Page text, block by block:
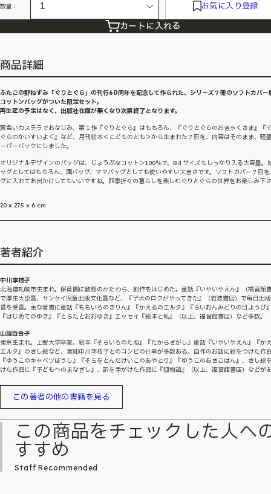
数量： お気に入り登録
カートに入れる
商品詳細
ふたごの野ねずみ「ぐりとぐら」の刊行60周年を記念して作られた、シリーズ７冊のソフトカバー
コットンバッグがついた限定セット。
再生産の予定はなく、出版社在庫が無くなり次第終了となります。
黄色いカステラでおなじみ、第１作『ぐりとぐら』はもちろん、『ぐりとぐらのおきゃくさま』『
ぐらのかいすいよく』など、月刊絵本＜こどものとも＞から生まれた７冊を、内容はそのまま、軽
ーパーバックにしました。
オリジナルデザインのバッグは、じょうぶなコットン100％で、B４サイズもしっかり入る大容量。
ッグとしてはもちろん、園バッグ、ママバッグとしても使いやすい大きさです。ソフトカバー７冊
グに入れてお出かけしてもいいですね。四季折々の暮らしを楽しむぐりとぐらの世界をお楽しみ下
20 x 27.5 x 6 cm
著者紹介
中川李枝子
北海道札幌市生まれ。保育園に勤務のかたわら、創作をはじめた。童話『いやいやえん』（福音館
で厚生大臣賞、サンケイ児童出版文化賞など、『子犬のロクがやってきた』（岩波書店）で毎日出
賞を受賞。主な著書に童話『ももいろのきりん』『かえるのエルタ』『らいおんみどりの日ようび
『はじめてのゆき』『とらたとおおゆき』エッセイ『絵本と私』（以上、福音館書店）など多数。
山脇百合子
東京生まれ。上智大学卒業。絵本『そらいろのたね』『たからさがし』童話『いやいやえん』『か
エルタ』のさし絵など、実姉中川李枝子とのコンビの仕事が多数ある。自作のお話に絵をつけた作
『ゆうこのキャベツぼうし』『そらをとんだけいこのあやとり』『ゆうこのあさごはん』、さし絵
けた作品に『子どもへのまなざし』、訳を手がけた作品に『狐物語』（以上、福音館書店）などが
この著者の他の書籍を見る
この商品をチェックした人へ
すすめ
Staff Recommended